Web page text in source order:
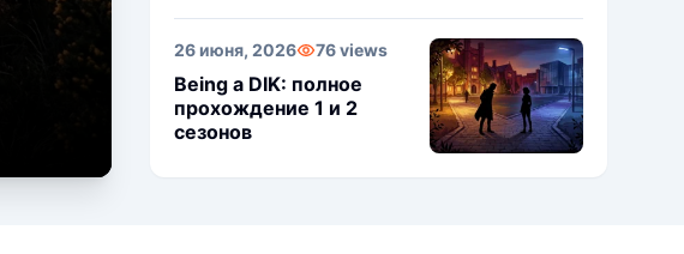
26 июня, 2026 76 views
Being a DIK: полное
прохождение 1 и 2
сезонов